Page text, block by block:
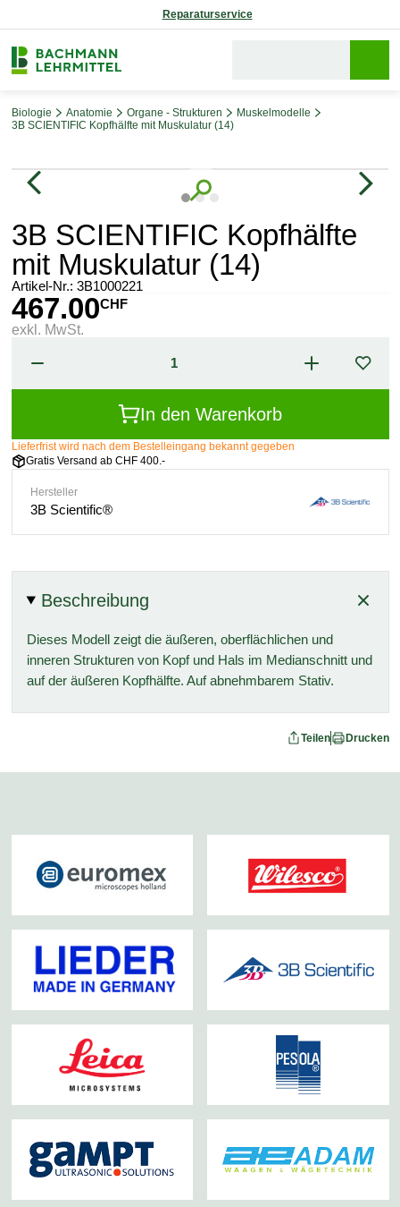
Reparaturservice
Biologie Anatomie Organe - Strukturen
Muskelmodelle
3B SCIENTIFIC Kopfhälfte mit Muskulatur (14)
Bildergalerie überspringen
3B SCIENTIFIC Kopfhälfte
mit Muskulatur (14)
Artikel-Nr.: 3B1000221
467.00CHF
exkl. MwSt.
In den Warenkorb
Lieferfrist wird nach dem Bestelleingang bekannt gegeben
Gratis Versand ab CHF 400.-
Hersteller
3B Scientific®
Beschreibung
Dieses Modell zeigt die äußeren, oberflächlichen und
inneren Strukturen von Kopf und Hals im Medianschnitt und
auf der äußeren Kopfhälfte. Auf abnehmbarem Stativ.
Teilen Drucken